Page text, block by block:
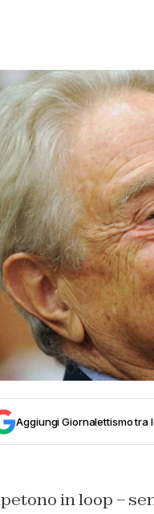
Aggiungi Giornalettismo tra
in loop –